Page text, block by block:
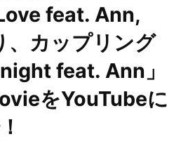
feat. Ann,
、カップリング
feat. Ann」
をYouTubeに